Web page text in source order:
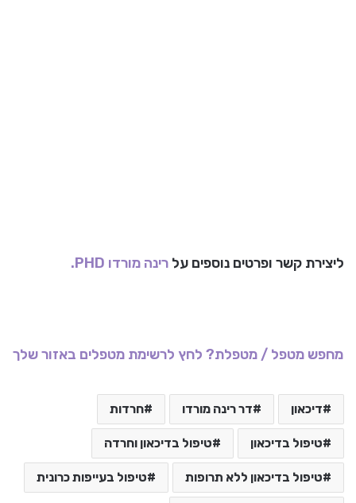
ליצירת קשר ופרטים נוספים על רינה מורדו PHD.
מחפש מטפל / מטפלת? לחץ לרשימת מטפלים באזור שלך
דיכאון דר רינה מורדו חרדות
טיפול בדיכאון טיפול בדיכאון וחרדה
טיפול בדיכאון ללא תרופות טיפול בעייפות כרונית